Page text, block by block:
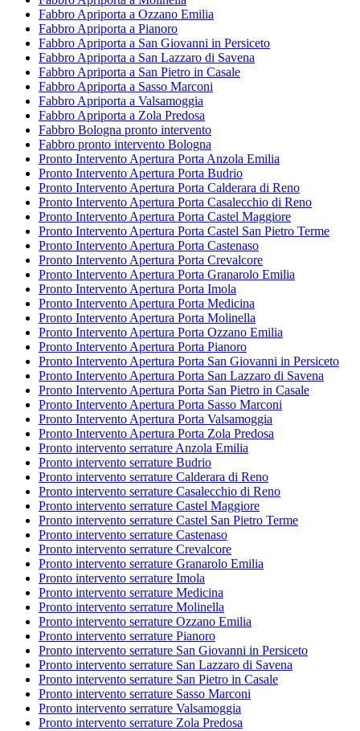
Fabbro Apriporta a Ozzano Emilia
Fabbro Apriporta a Pianoro
Fabbro Apriporta a San Giovanni in Persiceto
Fabbro Apriporta a San Lazzaro di Savena
Fabbro Apriporta a San Pietro in Casale
Fabbro Apriporta a Sasso Marconi
Fabbro Apriporta a Valsamoggia
Fabbro Apriporta a Zola Predosa
Fabbro Bologna pronto intervento
Fabbro pronto intervento Bologna
Pronto Intervento Apertura Porta Anzola Emilia
Pronto Intervento Apertura Porta Budrio
Pronto Intervento Apertura Porta Calderara di Reno
Pronto Intervento Apertura Porta Casalecchio di Reno
Pronto Intervento Apertura Porta Castel Maggiore
Pronto Intervento Apertura Porta Castel San Pietro Terme
Pronto Intervento Apertura Porta Castenaso
Pronto Intervento Apertura Porta Crevalcore
Pronto Intervento Apertura Porta Granarolo Emilia
Pronto Intervento Apertura Porta Imola
Pronto Intervento Apertura Porta Medicina
Pronto Intervento Apertura Porta Molinella
Pronto Intervento Apertura Porta Ozzano Emilia
Pronto Intervento Apertura Porta Pianoro
Pronto Intervento Apertura Porta San Giovanni in Persiceto
Pronto Intervento Apertura Porta San Lazzaro di Savena
Pronto Intervento Apertura Porta San Pietro in Casale
Pronto Intervento Apertura Porta Sasso Marconi
Pronto Intervento Apertura Porta Valsamoggia
Pronto Intervento Apertura Porta Zola Predosa
Pronto intervento serrature Anzola Emilia
Pronto intervento serrature Budrio
Pronto intervento serrature Calderara di Reno
Pronto intervento serrature Casalecchio di Reno
Pronto intervento serrature Castel Maggiore
Pronto intervento serrature Castel San Pietro Terme
Pronto intervento serrature Castenaso
Pronto intervento serrature Crevalcore
Pronto intervento serrature Granarolo Emilia
Pronto intervento serrature Imola
Pronto intervento serrature Medicina
Pronto intervento serrature Molinella
Pronto intervento serrature Ozzano Emilia
Pronto intervento serrature Pianoro
Pronto intervento serrature San Giovanni in Persiceto
Pronto intervento serrature San Lazzaro di Savena
Pronto intervento serrature San Pietro in Casale
Pronto intervento serrature Sasso Marconi
Pronto intervento serrature Valsamoggia
Pronto intervento serrature Zola Predosa